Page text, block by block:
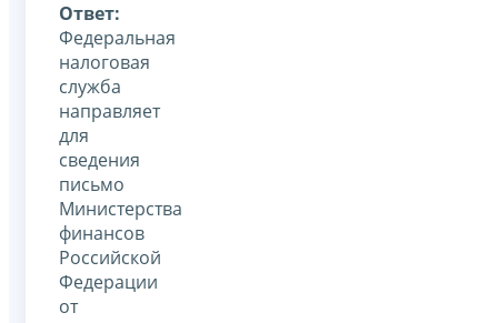
Ответ:
Федеральная
налоговая
служба
направляет
для
сведения
письмо
Министерства
финансов
Российской
Федерации
от